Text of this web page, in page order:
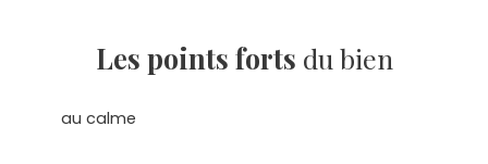
Les points forts du bien
au calme